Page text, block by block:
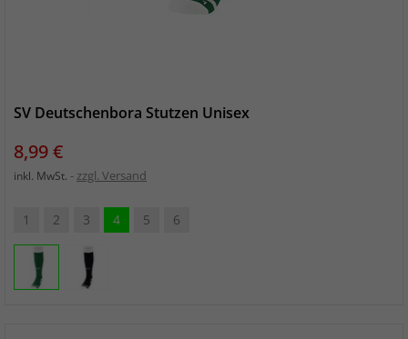
SV Deutschenbora Stutzen Unisex
Preis
8,99 €
inkl. MwSt. zzgl. Versand
1 2 3 4 5 6